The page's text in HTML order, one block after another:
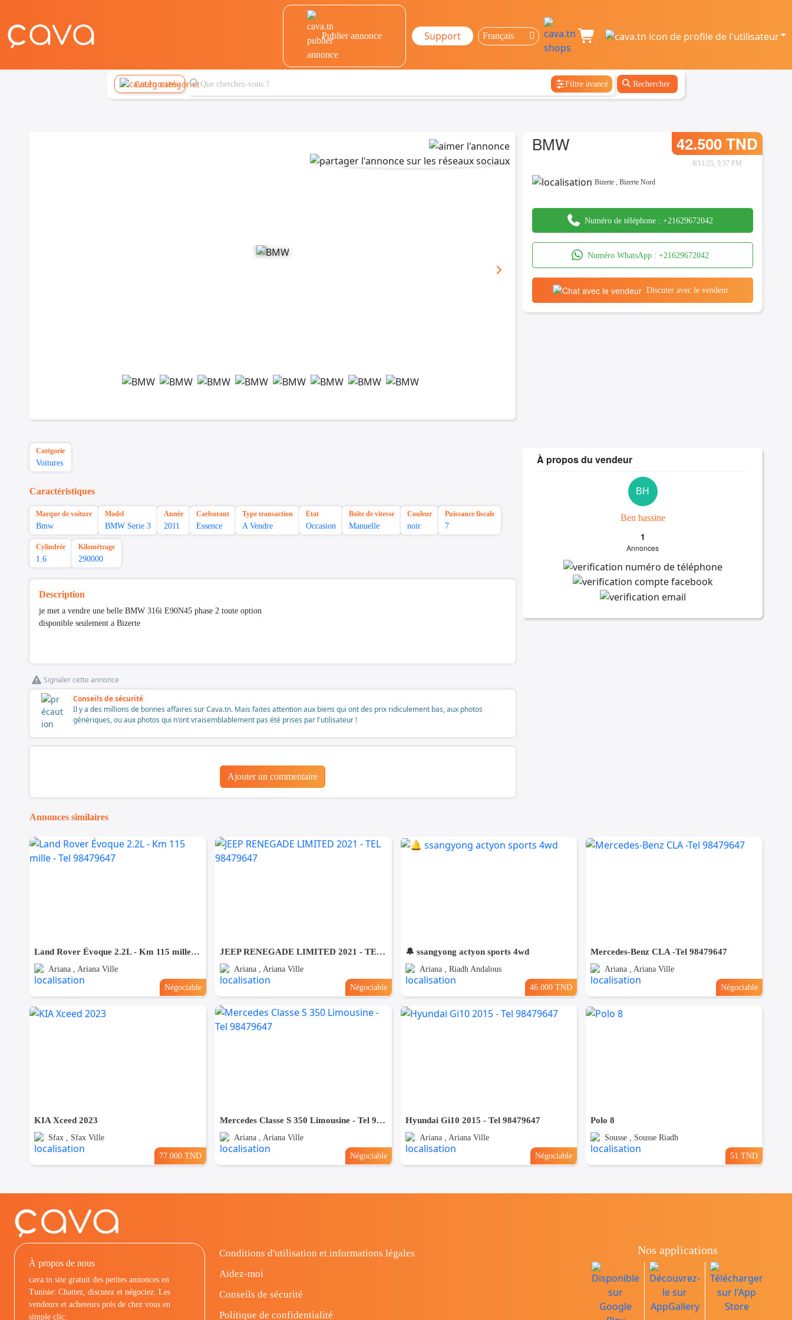
Publier annonce Support
Catégories Filtre avancé Rechercher
BMW 42.500 TND
8/11/25, 5:37 PM
Bizerte ,Bizerte Nord
Numéro de téléphone :+21629672042
Numéro WhatsApp : +21629672042
Discuter avec le vendeur
Catégorie
Voitures
Caractéristiques
Marque de voiture
Bmw
Model
BMW Serie 3
Année
2011
Carburant
Essence
Type transaction
A Vendre
Etat
Occasion
Boîte de vitesse
Manuelle
Couleur
noir
Puissance fiscale
7
Cylindrée
1.6
Kilométrage
290000
Description
je met a vendre une belle BMW 316i E90N45 phase 2 toute option
disponible seulement a Bizerte
Signaler cette annonce
Conseils de sécurité
Il y a des millions de bonnes affaires sur Cava.tn. Mais faites attention aux biens qui ont des prix ridiculement bas, aux photos
génériques, ou aux photos qui n'ont vraisemblablement pas été prises par l'utilisateur !
Ajouter un commentaire
À propos du vendeur
BH
Ben hassine
1
Annonces
Annonces similaires
Land Rover Évoque 2.2L - Km 115 mille - Tel 98479647
Ariana , Ariana Ville
Négociable
JEEP RENEGADE LIMITED 2021 - TEL 98479647
Ariana , Ariana Ville
Négociable
🔔 ssangyong actyon sports 4wd
Ariana , Riadh Andalous
46.000 TND
Mercedes-Benz CLA -Tel 98479647
Ariana , Ariana Ville
Négociable
KIA Xceed 2023
Sfax , Sfax Ville
77.000 TND
Mercedes Classe S 350 Limousine - Tel 98479647
Ariana , Ariana Ville
Négociable
Hyundai Gi10 2015 - Tel 98479647
Ariana , Ariana Ville
Négociable
Polo 8
Sousse , Sousse Riadh
51 TND
À propos de nous
cava.tn site gratuit des petites annonces en
Tunisie: Chattez, discutez et négociez. Les
vendeurs et acheteurs prés de chez vous en
simple clic.
Conditions d'utilisation et informations légales
Aidez-moi
Conseils de sécurité
Politique de confidentialité
Nos applications